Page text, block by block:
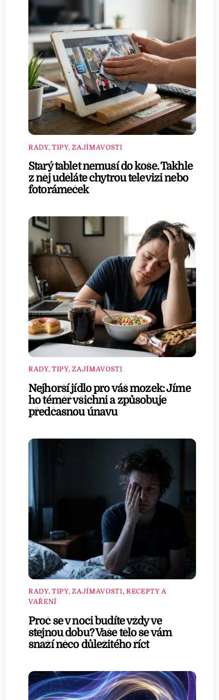
RADY, TIPY, ZAJÍMAVOSTI
Starý tablet nemusí do koše. Takhle
z něj uděláte chytrou televizi nebo
fotorámeček
RADY, TIPY, ZAJÍMAVOSTI
Nejhorší jídlo pro váš mozek: Jíme
ho téměř všichni a způsobuje
předčasnou únavu
RADY, TIPY, ZAJÍMAVOSTI, RECEPTY A
VAŘENÍ
Proč se v noci budíte vždy ve
stejnou dobu? Vaše tělo se vám
snaží něco důležitého říct